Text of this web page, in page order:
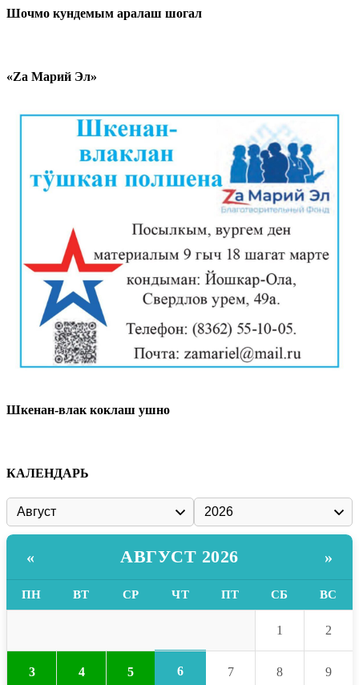
Шочмо кундемым аралаш шогал
«Zа Марий Эл»
Шкенан-влак коклаш ушно
КАЛЕНДАРЬ
« АВГУСТ 2026 »
ПН ВТ СР ЧТ ПТ СБ ВС
1 2
3 4 5 6 7 8 9